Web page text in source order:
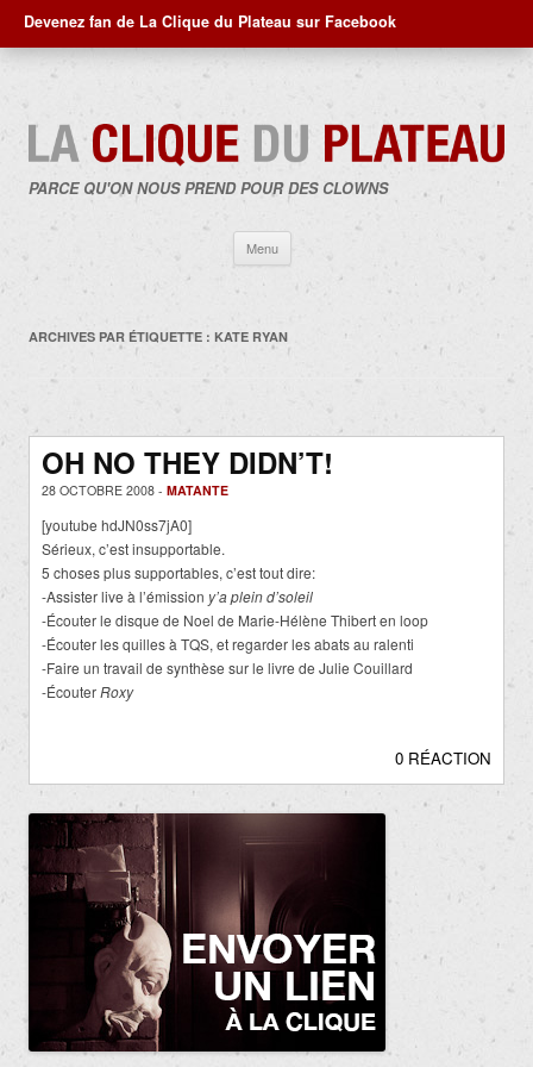
Devenez fan de La Clique du Plateau sur Facebook
PARCE QU'ON NOUS PREND POUR DES CLOWNS
Menu
contenu
ARCHIVES PAR ÉTIQUETTE : KATE RYAN
OH NO THEY DIDN’T!
28 OCTOBRE 2008 - MATANTE
[youtube hdJN0ss7jA0]
Sérieux, c’est insupportable.
5 choses plus supportables, c’est tout dire:
-Assister live à l’émission y’a plein d’soleil
-Écouter le disque de Noel de Marie-Hélène Thibert en loop
-Écouter les quilles à TQS, et regarder les abats au ralenti
-Faire un travail de synthèse sur le livre de Julie Couillard
-ÉcouterRoxy
0 RÉACTION